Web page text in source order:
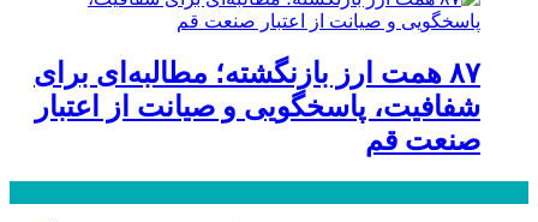
۸۷ همت ارز بازنگشته؛ مطالبه‌ای برای
شفافیت، پاسخگویی و صیانت از اعتبار
صنعت قم